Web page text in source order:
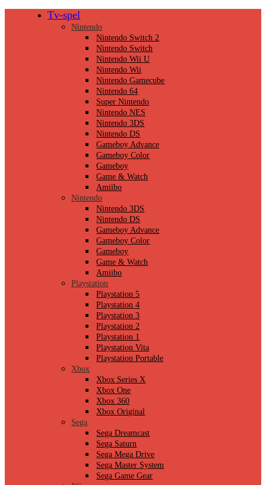
Tv-spel
Nintendo
Nintendo Switch 2
Nintendo Switch
Nintendo Wii U
Nintendo Wii
Nintendo Gamecube
Nintendo 64
Super Nintendo
Nintendo NES
Nintendo 3DS
Nintendo DS
Gameboy Advance
Gameboy Color
Gameboy
Game & Watch
Amiibo
Nintendo
Nintendo 3DS
Nintendo DS
Gameboy Advance
Gameboy Color
Gameboy
Game & Watch
Amiibo
Playstation
Playstation 5
Playstation 4
Playstation 3
Playstation 2
Playstation 1
Playstation Vita
Playstation Portable
Xbox
Xbox Series X
Xbox One
Xbox 360
Xbox Original
Sega
Sega Dreamcast
Sega Saturn
Sega Mega Drive
Sega Master System
Sega Game Gear